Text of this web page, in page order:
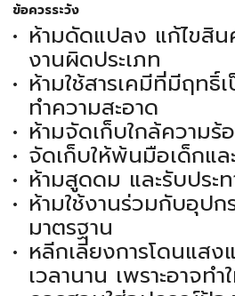
ข้อควรระวัง
ห้ามดัดแปลง แก้ไขสิน
งานผิดประเภท
ห้ามใช้สารเคมีที่มีฤทธิ์
ทำความสะอาด
ห้ามจัดเก็บใกล้ความร้
จัดเก็บให้พ้นมือเด็กแล
ห้ามสูดดม และรับประ
ห้ามใช้งานร่วมกับอุป
มาตรฐาน
หลีกเลี่ยงการโดนแส
เวลานาน เพราะอาจท